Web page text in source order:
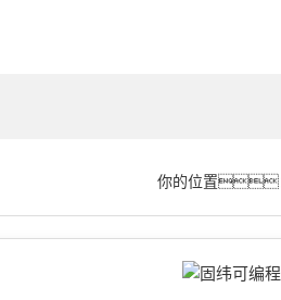
你的位置